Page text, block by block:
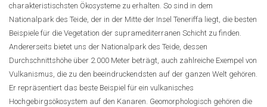
charakteristischsten Ökosysteme zu erhalten. So sind in dem
Nationalpark des Teide, der in der Mitte der Insel Teneriffa liegt, die besten
Beispiele für die Vegetation der supramediterranen Schicht zu finden.
Andererseits bietet uns der Nationalpark des Teide, dessen
Durchschnittshöhe über 2.000 Meter beträgt, auch zahlreiche Exempel von
Vulkanismus, die zu den beeindruckendsten auf der ganzen Welt gehören.
Er repräsentiert das beste Beispiel für ein vulkanisches
Hochgebirgsökosystem auf den Kanaren. Geomorphologisch gehören die